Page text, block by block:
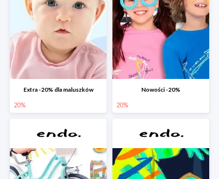
Extra -20% dla maluszków
20%
Nowości -20%
20%